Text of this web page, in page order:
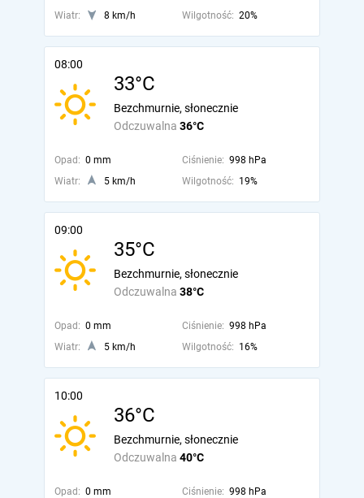
Wiatr: 8 km/h Wilgotność: 20%
08:00
33°C
Odczuwalna 36°C
Bezchmurnie, słonecznie
Opad: 0 mm Ciśnienie: 998 hPa
Wiatr:
5 km/h Wilgotność: 19%
09:00
35°C
Odczuwalna 38°C
Bezchmurnie, słonecznie
Opad: 0 mm Ciśnienie: 998 hPa
Wiatr:
5 km/h Wilgotność: 16%
10:00
36°C
Odczuwalna 40°C
Bezchmurnie, słonecznie
Opad: 0 mm Ciśnienie: 998 hPa